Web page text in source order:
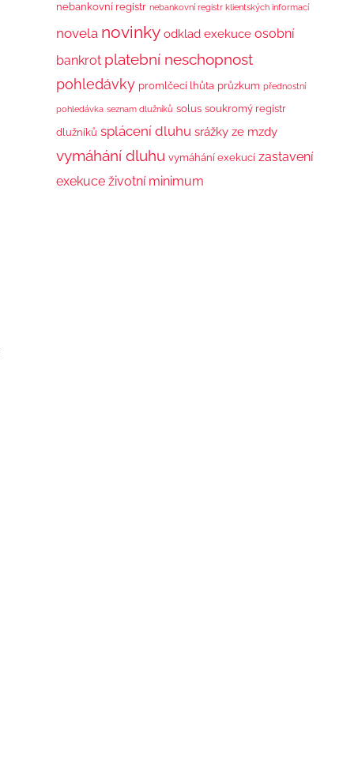
nebankovní registr nebankovní registr klientských informací
novela novinky odklad exekuce osobní
bankrot platební neschopnost
pohledávky promlčecí lhůta průzkum přednostní
pohledávka seznam dlužníků solus soukromý registr
dlužníků splácení dluhu srážky ze mzdy
vymáhání dluhu vymáhání exekucí zastavení
exekuce životní minimum